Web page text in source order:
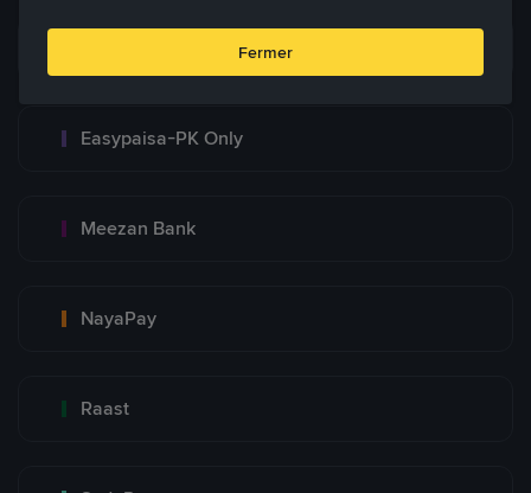
Easypaisa-PK Only
Meezan Bank
NayaPay
Raast
Fermer